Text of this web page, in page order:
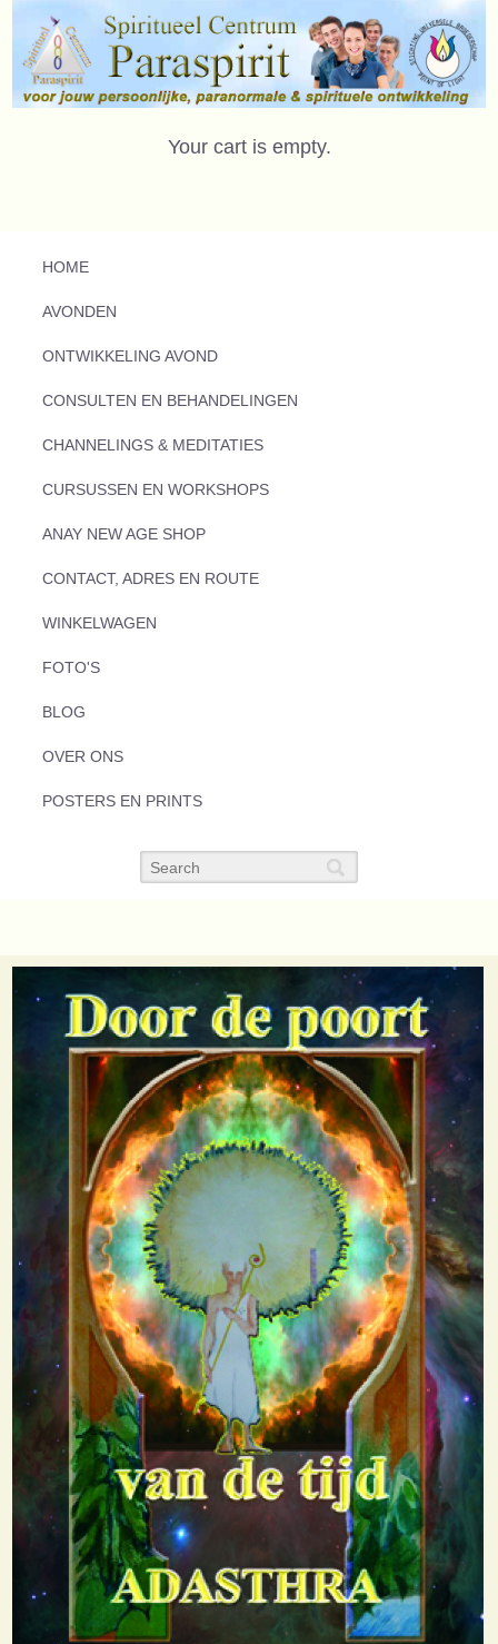
Your cart is empty.
HOME
AVONDEN
ONTWIKKELING AVOND
CONSULTEN EN BEHANDELINGEN
CHANNELINGS & MEDITATIES
CURSUSSEN EN WORKSHOPS
ANAY NEW AGE SHOP
CONTACT, ADRES EN ROUTE
WINKELWAGEN
FOTO'S
BLOG
OVER ONS
POSTERS EN PRINTS